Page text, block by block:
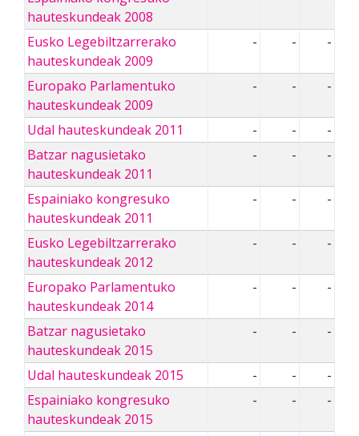
hauteskundeak 2008
Eusko Legebiltzarrerako
hauteskundeak 2009
- - -
Europako Parlamentuko
hauteskundeak 2009
- - -
Udal hauteskundeak 2011 - -
-
Batzar nagusietako
hauteskundeak 2011
- - -
Espainiako kongresuko
hauteskundeak 2011
- - -
Eusko Legebiltzarrerako
hauteskundeak 2012
- - -
Europako Parlamentuko
hauteskundeak 2014
- - -
Batzar nagusietako
hauteskundeak 2015
- - -
Udal hauteskundeak 2015 - -
-
Espainiako kongresuko
hauteskundeak 2015
- - -